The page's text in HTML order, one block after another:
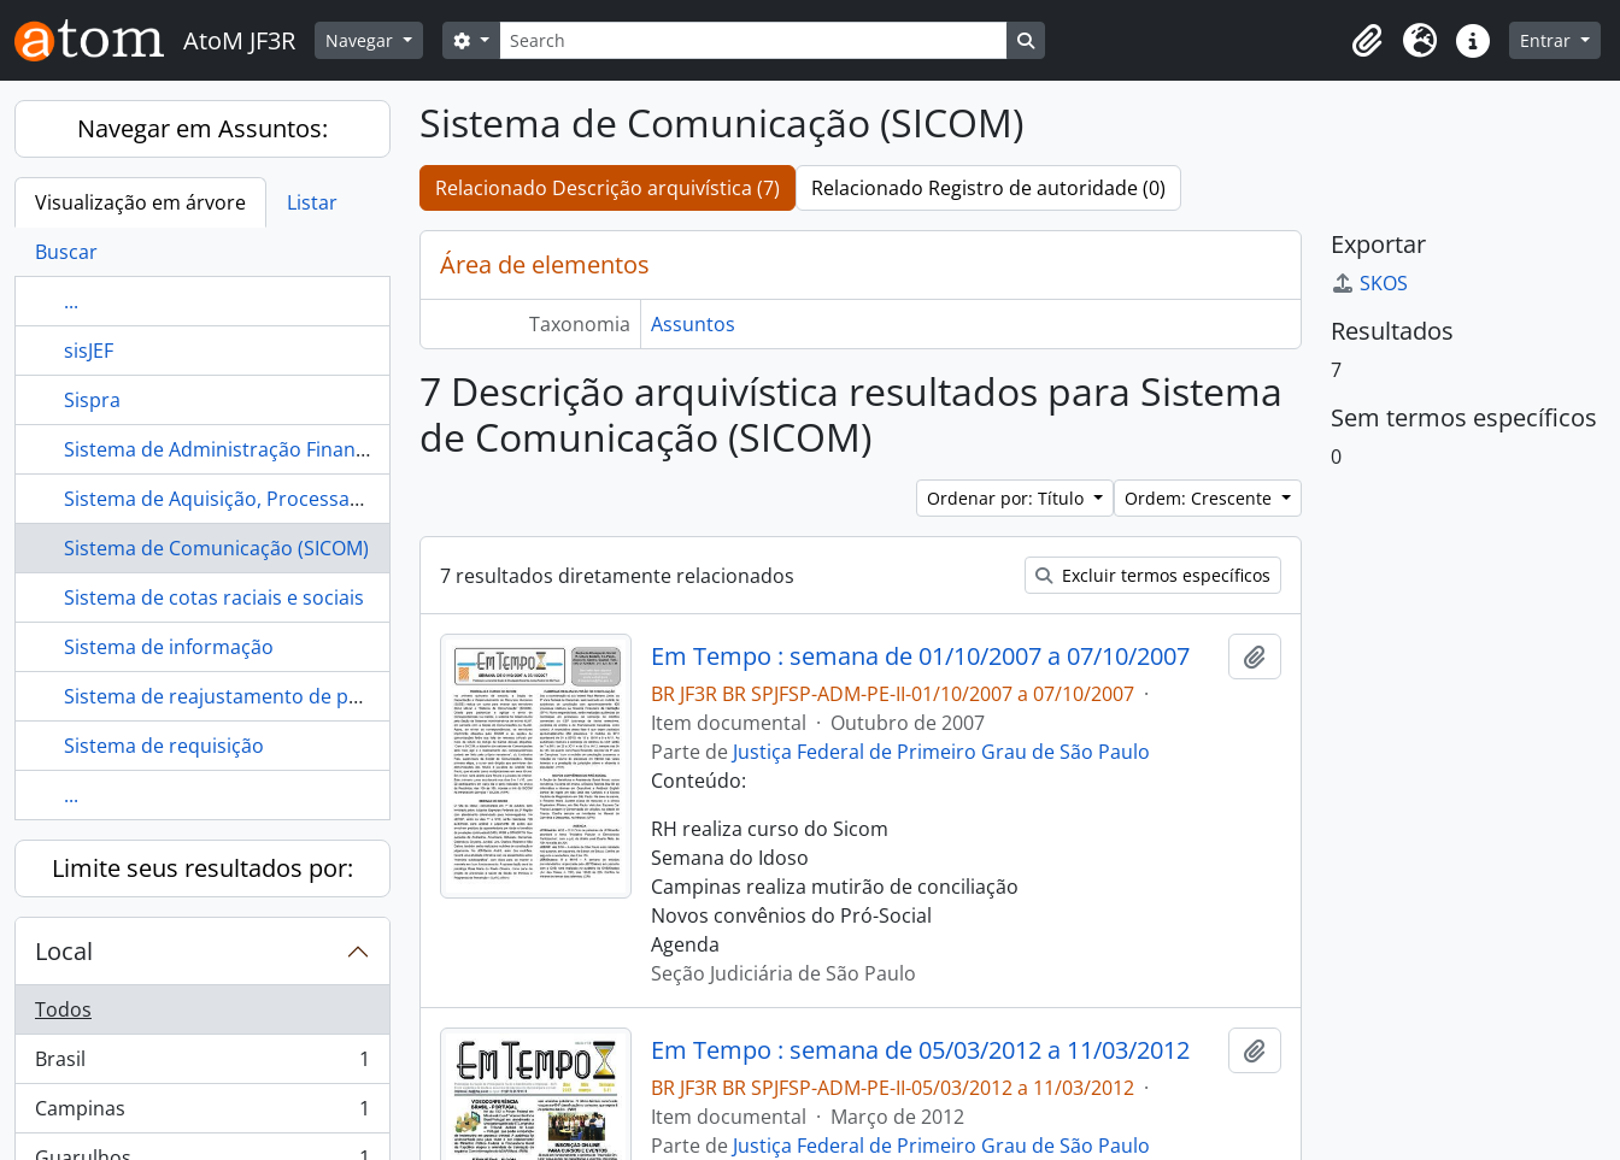
Skip to main content
AtoM JF3R Navegar Buscar
Opções de busca
Clipboard
Idioma Atalhos Entrar
Navegar em Assuntos:
Visualização em árvore
Listar
Buscar
...
sisJEF
Sispra
Sistema de Administração Financeira (SIAFI)
Sistema de Aquisição, Processamento, Empréstimo e Pesquisa de Material Bibliográfico (SAPEP)
Sistema de Comunicação (SICOM)
Sistema de cotas raciais e sociais
Sistema de informação
Sistema de reajustamento de prestações do mútuo
Sistema de requisição
...
Limite seus resultados por:
Local
Todos
Brasil
, 1 resultados
1
Campinas
, 1 resultados
1
Sistema de Comunicação (SICOM)
Relacionado Descrição arquivística (7) Relacionado Registro de autoridade (0)
Área de elementos
Taxonomia Assuntos
7 Descrição arquivística resultados para Sistema
de Comunicação (SICOM)
Ordenar por: Título Ordem: Crescente
7 resultados diretamente relacionados Excluir termos específicos
Em Tempo : semana de 01/10/2007 a 07/10/2007
BR JF3R BR SPJFSP-ADM-PE-II-01/10/2007 a 07/10/2007 ·
Item documental · Outubro de 2007
Parte de Justiça Federal de Primeiro Grau de São Paulo
Conteúdo:
RH realiza curso do Sicom
Semana do Idoso
Campinas realiza mutirão de conciliação
Novos convênios do Pró-Social
Agenda
Seção Judiciária de São Paulo
Em Tempo : semana de 05/03/2012 a 11/03/2012
BR JF3R BR SPJFSP-ADM-PE-II-05/03/2012 a 11/03/2012 ·
Item documental · Março de 2012
Parte de Justiça Federal de Primeiro Grau de São Paulo
Exportar
SKOS
Resultados
7
Sem termos específicos
0